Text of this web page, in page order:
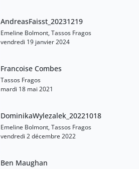
AndreasFaisst_20231219
Emeline Bolmont, Tassos Fragos
vendredi 19 janvier 2024
Francoise Combes
Tassos Fragos
mardi 18 mai 2021
DominikaWylezalek_20221018
Emeline Bolmont, Tassos Fragos
vendredi 2 décembre 2022
Ben Maughan